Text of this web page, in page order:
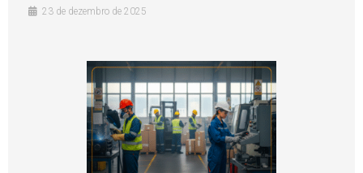
23 de dezembro de 2025